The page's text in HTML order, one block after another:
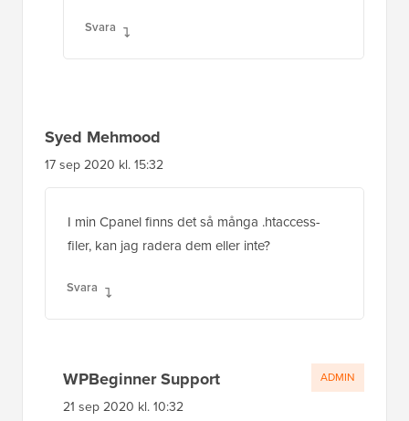
Svara
Syed Mehmood
17 sep 2020 kl. 15:32
I min Cpanel finns det så många .htaccess-
filer, kan jag radera dem eller inte?
Svara
WPBeginner Support
21 sep 2020 kl. 10:32
ADMIN